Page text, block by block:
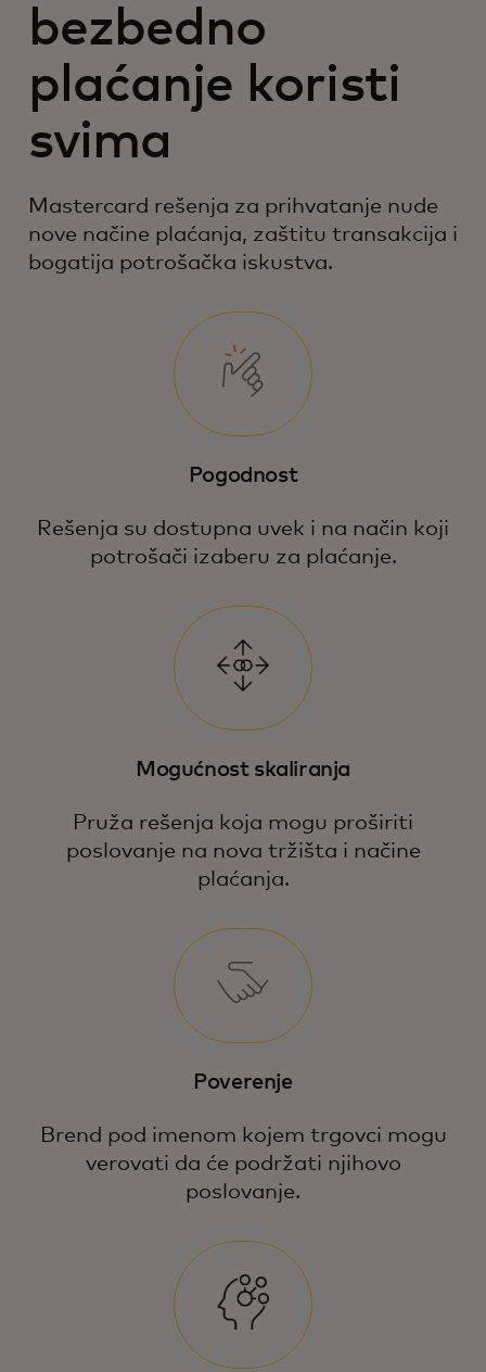
bezbedno
plaćanje koristi
svima
Mastercard rešenja za prihvatanje nude
nove načine plaćanja, zaštitu transakcija i
bogatija potrošačka iskustva.
Pogodnost
Rešenja su dostupna uvek i na način koji
potrošači izaberu za plaćanje.
Mogućnost skaliranja
Pruža rešenja koja mogu proširiti
poslovanje na nova tržišta i načine
plaćanja.
Poverenje
Brend pod imenom kojem trgovci mogu
verovati da će podržati njihovo
poslovanje.